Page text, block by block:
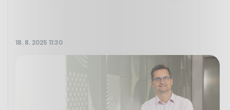
18. 8. 2025 11:30